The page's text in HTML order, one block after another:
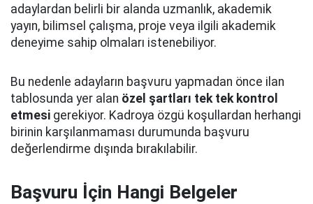
adaylardan belirli bir alanda uzmanlık, akademik
yayın, bilimsel çalışma, proje veya ilgili akademik
deneyime sahip olmaları istenebiliyor.
Bu nedenle adayların başvuru yapmadan önce ilan
tablosunda yer alan özel şartları tek tek kontrol
etmesi gerekiyor. Kadroya özgü koşullardan herhangi
birinin karşılanmaması durumunda başvuru
değerlendirme dışında bırakılabilir.
Başvuru İçin Hangi Belgeler